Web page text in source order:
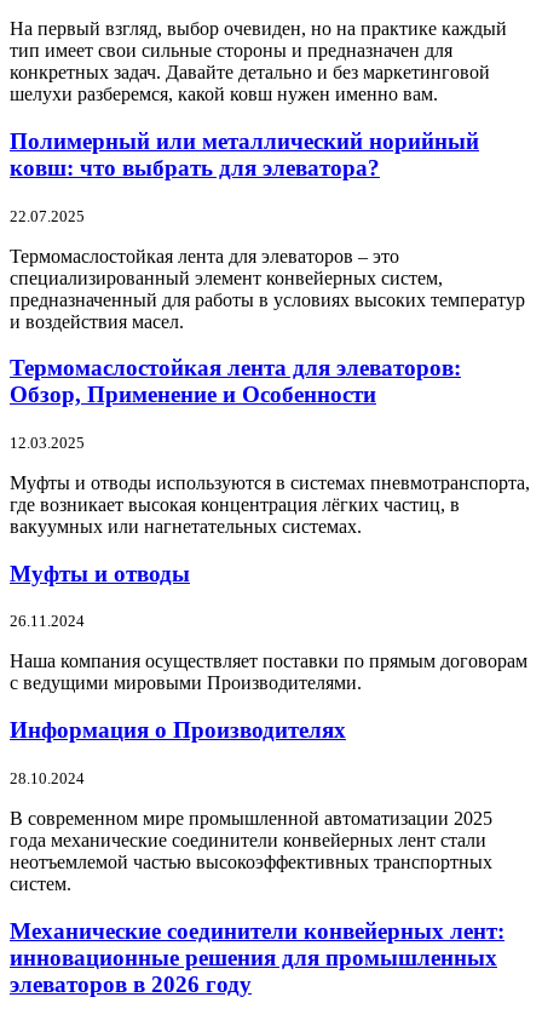
На первый взгляд, выбор очевиден, но на практике каждый
тип имеет свои сильные стороны и предназначен для
конкретных задач. Давайте детально и без маркетинговой
шелухи разберемся, какой ковш нужен именно вам.
Полимерный или металлический норийный
ковш: что выбрать для элеватора?
22.07.2025
Термомаслостойкая лента для элеваторов – это
специализированный элемент конвейерных систем,
предназначенный для работы в условиях высоких температур
и воздействия масел.
Термомаслостойкая лента для элеваторов:
Обзор, Применение и Особенности
12.03.2025
Муфты и отводы используются в системах пневмотранспорта,
где возникает высокая концентрация лёгких частиц, в
вакуумных или нагнетательных системах.
Муфты и отводы
26.11.2024
Наша компания осуществляет поставки по прямым договорам
с ведущими мировыми Производителями.
Информация о Производителях
28.10.2024
В современном мире промышленной автоматизации 2025
года механические соединители конвейерных лент стали
неотъемлемой частью высокоэффективных транспортных
систем.
Механические соединители конвейерных лент:
инновационные решения для промышленных
элеваторов в 2026 году